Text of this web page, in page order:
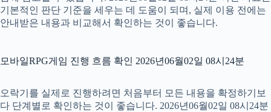
기본적인 판단 기준을 세우는 데 도움이 되며, 실제 이용 전에는
안내받은 내용과 비교해서 확인하는 것이 좋습니다.
모바일RPG게임 진행 흐름 확인 2026년06월02일 08시24분
오락기를 실제로 진행하려면 처음부터 모든 내용을 확정하기보
다 단계별로 확인하는 것이 좋습니다. 2026년06월02일 08시24분